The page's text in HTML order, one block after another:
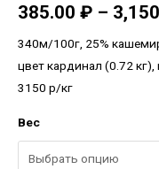
385.00 ₽ –
340м/100г, 25%
цвет кардинал (0.72
3150 р/кг
Вес